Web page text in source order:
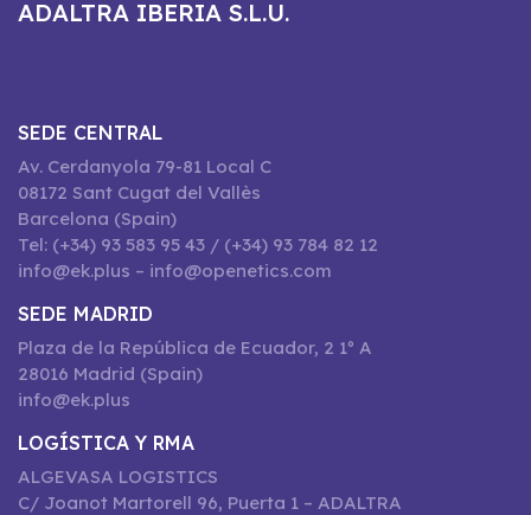
ADALTRA IBERIA S.L.U.
SEDE CENTRAL
Av. Cerdanyola 79-81 Local C
08172 Sant Cugat del Vallès
Barcelona (Spain)
Tel: (+34) 93 583 95 43 / (+34) 93 784 82 12
info@ek.plus – info@openetics.com
SEDE MADRID
Plaza de la República de Ecuador, 2 1º A
28016 Madrid (Spain)
info@ek.plus
LOGÍSTICA Y RMA
ALGEVASA LOGISTICS
C/ Joanot Martorell 96, Puerta 1 – ADALTRA